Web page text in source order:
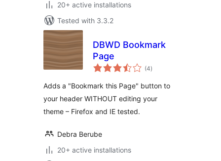
20+ active installations
Tested with 3.3.2
DBWD Bookmark
Page
(4total
ratings
)
Adds a "Bookmark this Page" button to
your header WITHOUT editing your
theme – Firefox and IE tested.
Debra Berube
20+ active installations